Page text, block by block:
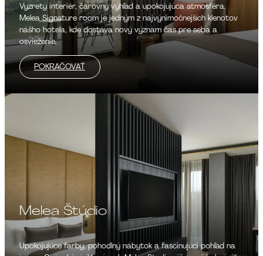
Vyzretý interiér, čarovný výhľad a upokojujúca atmosféra.
Melea Signature room je jedným z najvýnimočnejších klenotov
nášho hotela, kde dostáva nový význam čas pre seba a
osvieženie.
POKRAČOVAŤ
Melea Štúdio
Upokojujúce farby, pohodlný nábytok a fascinujúci pohľad na